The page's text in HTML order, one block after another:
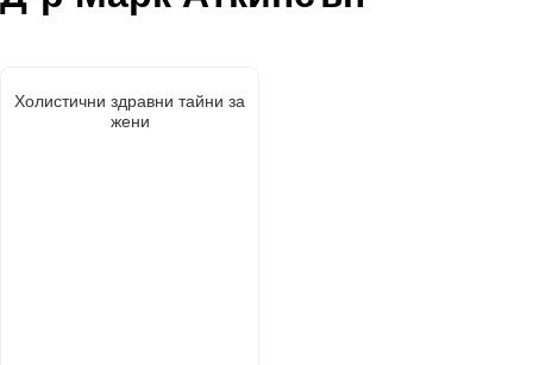
Холистични здравни тайни за
жени